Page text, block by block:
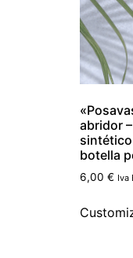
abridor
botella
6,00 € Iva